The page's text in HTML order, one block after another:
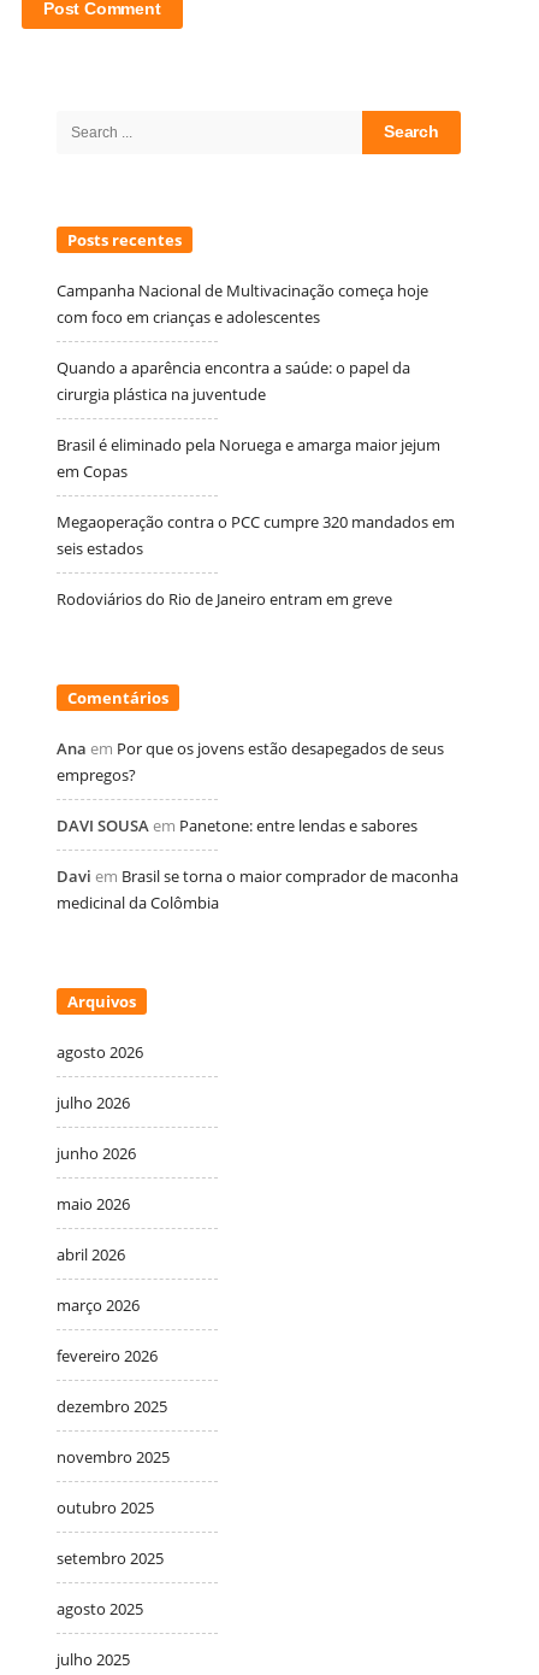
Search
Posts recentes
Campanha Nacional de Multivacinação começa hoje
com foco em crianças e adolescentes
Quando a aparência encontra a saúde: o papel da
cirurgia plástica na juventude
Brasil é eliminado pela Noruega e amarga maior jejum
em Copas
Megaoperação contra o PCC cumpre 320 mandados em
seis estados
Rodoviários do Rio de Janeiro entram em greve
Comentários
Ana em Por que os jovens estão desapegados de seus
empregos?
DAVI SOUSAem Panetone: entre lendas e sabores
Davi em Brasil se torna o maior comprador de maconha
medicinal da Colômbia
Arquivos
agosto 2026
julho 2026
junho 2026
maio 2026
abril 2026
março 2026
fevereiro 2026
dezembro 2025
novembro 2025
outubro 2025
setembro 2025
agosto 2025
julho 2025